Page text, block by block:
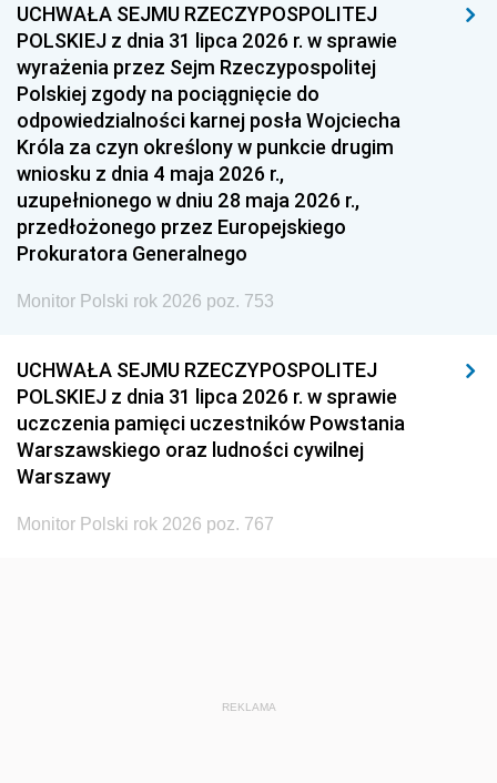
1954 1953 1952
1951 1950 1949
1948 1947
1939 1938 1937
1936 1930
UCHWAŁA SEJMU RZECZYPOSPOLITEJ
POLSKIEJ z dnia 31 lipca 2026 r. w sprawie
wyrażenia przez Sejm Rzeczypospolitej
Polskiej zgody na pociągnięcie do
odpowiedzialności karnej posła Wojciecha
Króla za czyn określony w punkcie drugim
wniosku z dnia 4 maja 2026 r.,
uzupełnionego w dniu 28 maja 2026 r.,
przedłożonego przez Europejskiego
Prokuratora Generalnego
Monitor Polski rok 2026 poz. 753
UCHWAŁA SEJMU RZECZYPOSPOLITEJ
POLSKIEJ z dnia 31 lipca 2026 r. w sprawie
uczczenia pamięci uczestników Powstania
Warszawskiego oraz ludności cywilnej
Warszawy
Monitor Polski rok 2026 poz. 767
REKLAMA